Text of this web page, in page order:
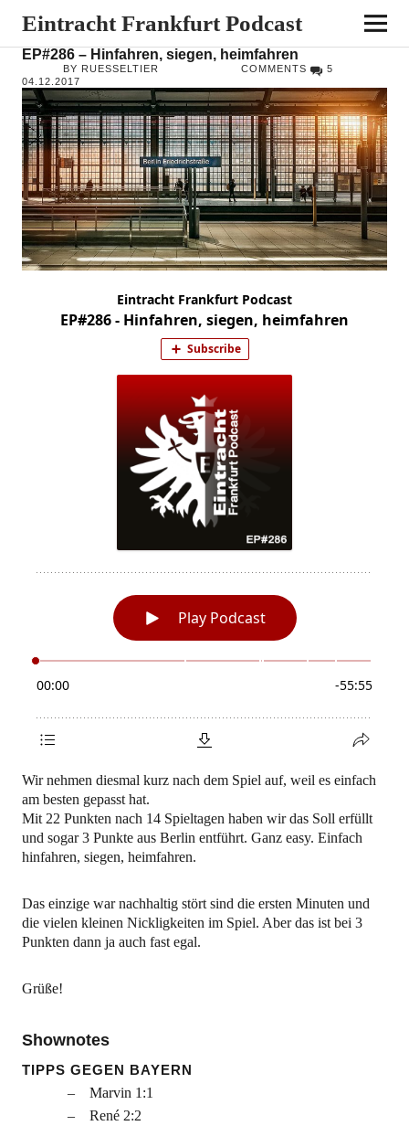
Eintracht Frankfurt Podcast
EP#286 – Hinfahren, siegen, heimfahren
BY RUESSELTIER
04.12.2017
COMMENTS 5
Wir nehmen diesmal kurz nach dem Spiel auf, weil es einfach
am besten gepasst hat.
Mit 22 Punkten nach 14 Spieltagen haben wir das Soll erfüllt
und sogar 3 Punkte aus Berlin entführt. Ganz easy. Einfach
hinfahren, siegen, heimfahren.
Das einzige war nachhaltig stört sind die ersten Minuten und
die vielen kleinen Nickligkeiten im Spiel. Aber das ist bei 3
Punkten dann ja auch fast egal.
Grüße!
Shownotes
TIPPS GEGEN BAYERN
Marvin 1:1
René 2:2